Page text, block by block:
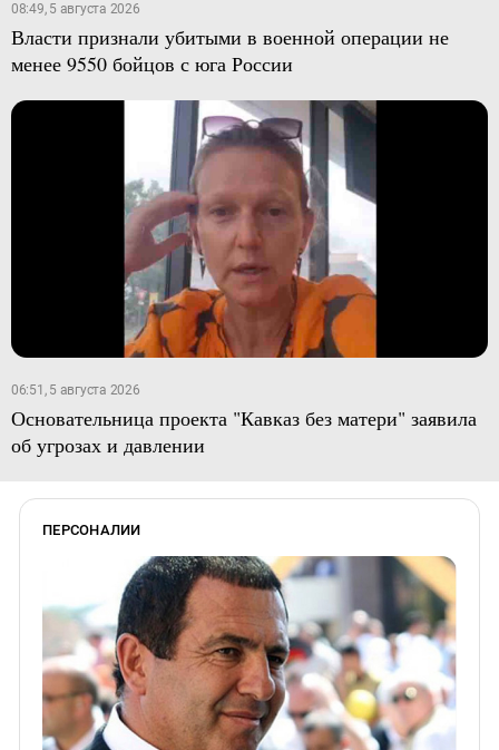
08:49, 5 августа 2026
Власти признали убитыми в военной операции не
менее 9550 бойцов с юга России
06:51, 5 августа 2026
Основательница проекта "Кавказ без матери" заявила
об угрозах и давлении
ПЕРСОНАЛИИ